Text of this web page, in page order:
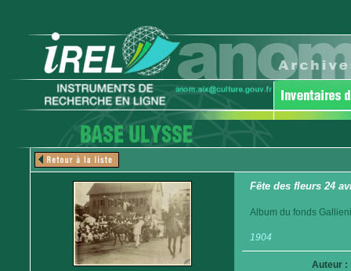
Fête des fleurs 24
Album du fonds
1904
Auteur :